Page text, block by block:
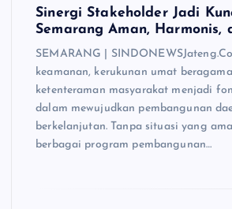
Sinergi Stakeholder Jadi
Semarang Aman, Harmonis,
SEMARANG |
keamanan, kerukunan umat
ketenteraman masyarakat menjadi
dalam mewujudkan pembangunan
berkelanjutan. Tanpa situasi yang
berbagai program pembangunan…